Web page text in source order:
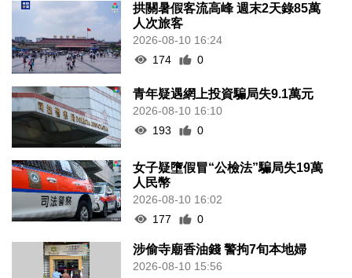
拱關暑假客流高峰 週末2天錄85萬
人次旅客
2026-08-10 16:24
174
0
青年疑遇網上投資騙局失9.1萬元
2026-08-10 16:10
193
0
女子疑墮假冒“公檢法”騙局失19萬
人民幣
2026-08-10 16:02
177
0
涉偷寺廟香油錢 警拘7旬本地婦
2026-08-10 15:56